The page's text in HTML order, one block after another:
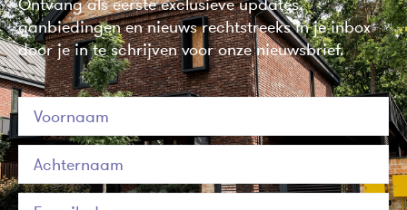
aanbiedingen en nieuws rechtstreeks in je inbox
door je in te schrijven voor onze nieuwsbrief.